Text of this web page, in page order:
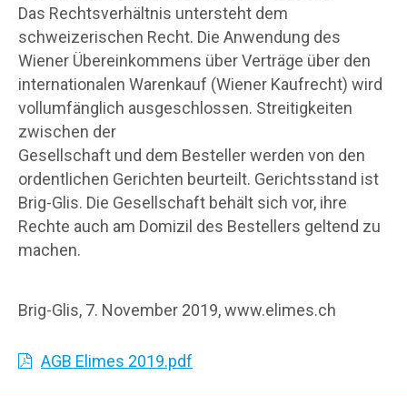
Das Rechtsverhältnis untersteht dem
schweizerischen Recht. Die Anwendung des
Wiener Übereinkommens über Verträge über den
internationalen Warenkauf (Wiener Kaufrecht) wird
vollumfänglich ausgeschlossen. Streitigkeiten
zwischen der
Gesellschaft und dem Besteller werden von den
ordentlichen Gerichten beurteilt. Gerichtsstand ist
Brig-Glis. Die Gesellschaft behält sich vor, ihre
Rechte auch am Domizil des Bestellers geltend zu
machen.
Brig-Glis, 7. November 2019, www.elimes.ch
AGB Elimes 2019.pdf